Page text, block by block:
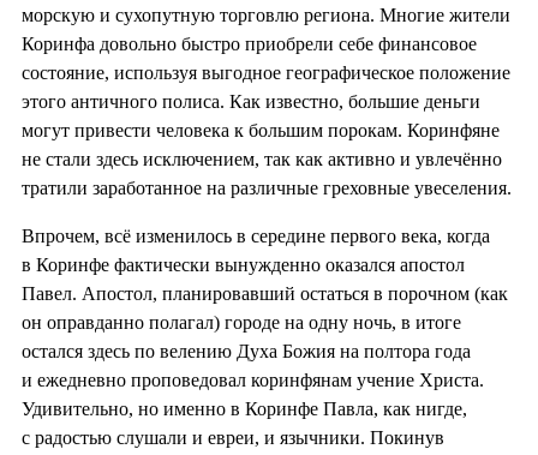
морскую и сухопутную торговлю региона. Многие жители
Коринфа довольно быстро приобрели себе финансовое
состояние, используя выгодное географическое положение
этого античного полиса. Как известно, большие деньги
могут привести человека к большим порокам. Коринфяне
не стали здесь исключением, так как активно и увлечённо
тратили заработанное на различные греховные увеселения.
Впрочем, всё изменилось в середине первого века, когда
в Коринфе фактически вынужденно оказался апостол
Павел. Апостол, планировавший остаться в порочном (как
он оправданно полагал) городе на одну ночь, в итоге
остался здесь по велению Духа Божия на полтора года
и ежедневно проповедовал коринфянам учение Христа.
Удивительно, но именно в Коринфе Павла, как нигде,
с радостью слушали и евреи, и язычники. Покинув